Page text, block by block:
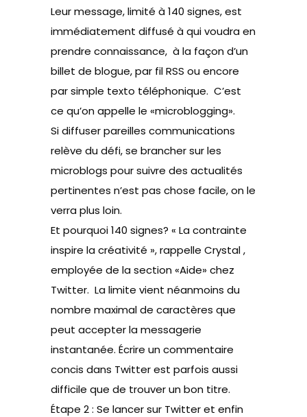
Leur message, limité à 140 signes, est
immédiatement diffusé à qui voudra en
prendre connaissance, à la façon d’un
billet de blogue, par fil RSS ou encore
par simple texto téléphonique. C’est
ce qu’on appelle le «microblogging».
Si diffuser pareilles communications
relève du défi, se brancher sur les
microblogs pour suivre des actualités
pertinentes n’est pas chose facile, on le
verra plus loin.
Et pourquoi 140 signes? « La contrainte
inspire la créativité », rappelle Crystal,
employée de la section «Aide» chez
Twitter. La limite vient néanmoins du
nombre maximal de caractères que
peut accepter la messagerie
instantanée. Écrire un commentaire
concis dans Twitter est parfois aussi
difficile que de trouver un bon titre.
Étape 2 : Se lancer sur Twitter et enfin